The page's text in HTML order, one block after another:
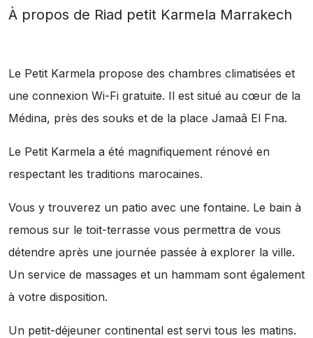
À propos de Riad petit Karmela Marrakech
Le Petit Karmela propose des chambres climatisées et
une connexion Wi-Fi gratuite. Il est situé au cœur de la
Médina, près des souks et de la place Jamaâ El Fna.
Le Petit Karmela a été magnifiquement rénové en
respectant les traditions marocaines.
Vous y trouverez un patio avec une fontaine. Le bain à
remous sur le toit-terrasse vous permettra de vous
détendre après une journée passée à explorer la ville.
Un service de massages et un hammam sont également
à votre disposition.
Un petit-déjeuner continental est servi tous les matins.